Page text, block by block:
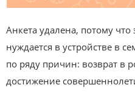
Анкета удалена, потому
нуждается в устройстве в
по ряду причин: возврат в
достижение